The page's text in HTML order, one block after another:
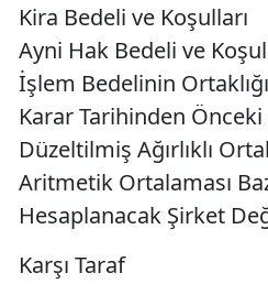
Kira Bedeli ve Koşulları
Ayni Hak Bedeli ve
İşlem Bedelinin
Karar Tarihinden Önceki
Düzeltilmiş Ağırlıklı
Aritmetik Ortalaması
Hesaplanacak Şirket
Karşı Taraf